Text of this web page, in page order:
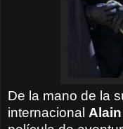
De la mano de la
internacional